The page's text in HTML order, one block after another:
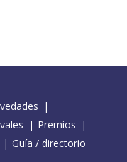
Premios
Guía / directorio